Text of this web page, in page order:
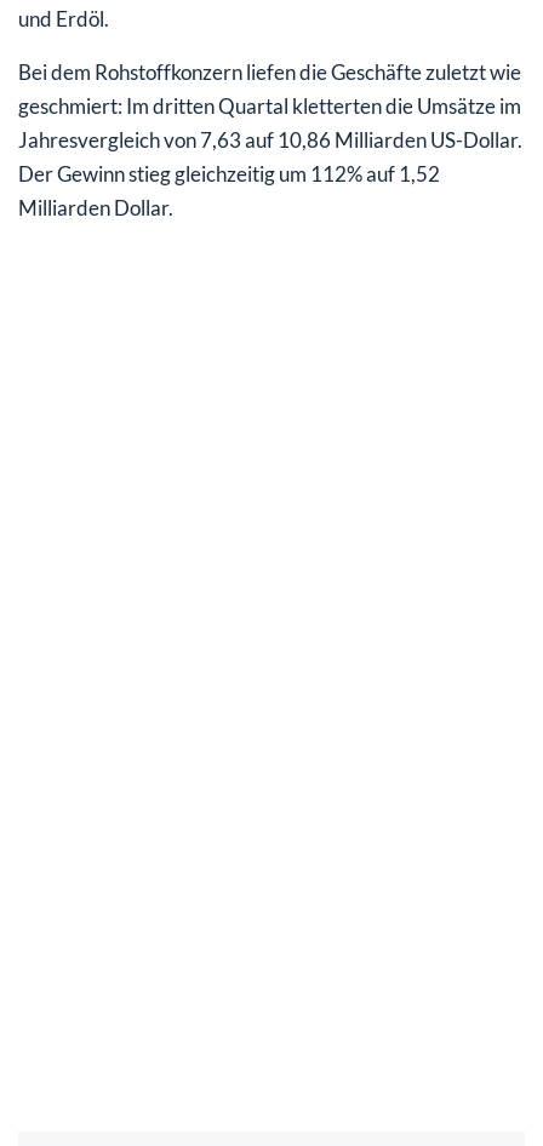
und Erdöl.
Bei dem Rohstoffkonzern liefen die Geschäfte zuletzt wie
geschmiert: Im dritten Quartal kletterten die Umsätze im
Jahresvergleich von 7,63 auf 10,86 Milliarden US-Dollar.
Der Gewinn stieg gleichzeitig um 112% auf 1,52
Milliarden Dollar.